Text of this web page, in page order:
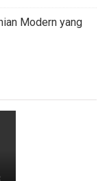
Modern yang